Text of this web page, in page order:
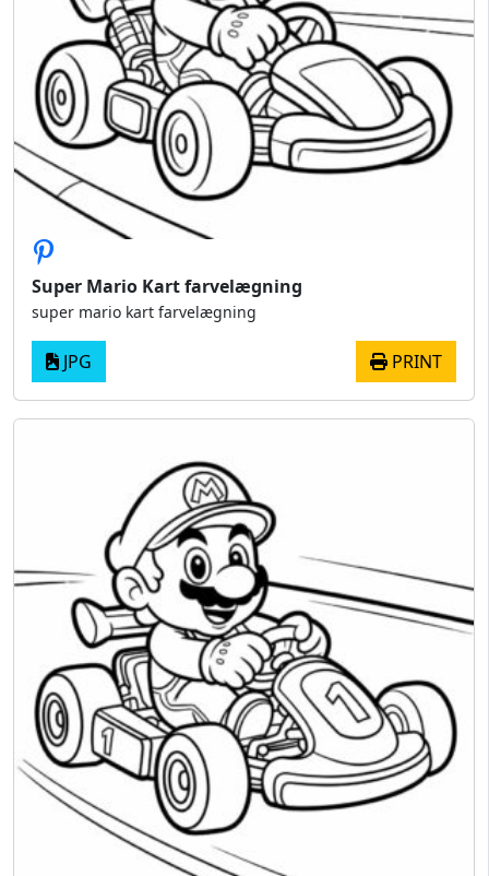
Super Mario Kart farvelægning
super mario kart farvelægning
JPG PRINT